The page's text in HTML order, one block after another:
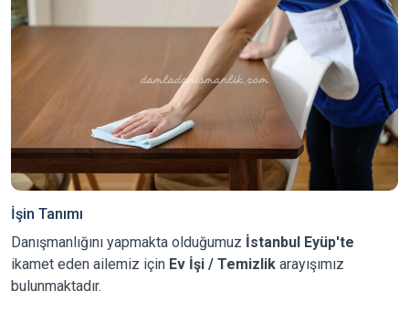
İşin Tanımı
Danışmanlığını yapmakta olduğumuz İstanbul Eyüp'te
ikamet eden ailemiz için Ev İşi / Temizlik arayışımız
bulunmaktadır.